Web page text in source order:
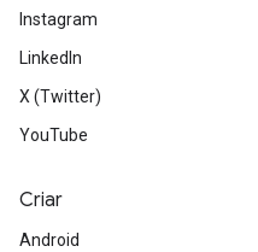
Instagram
LinkedIn
X (Twitter)
YouTube
Criar
Android